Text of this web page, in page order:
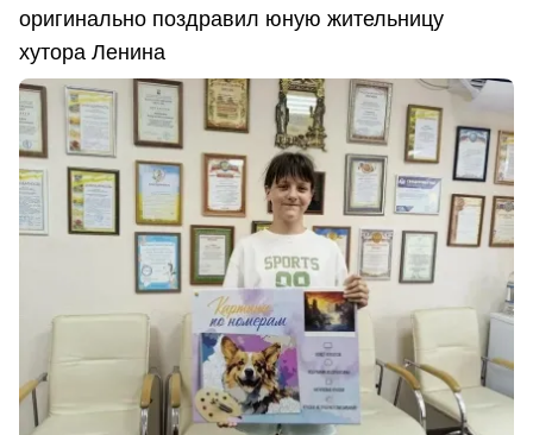
оригинально поздравил юную жительницу
хутора Ленина